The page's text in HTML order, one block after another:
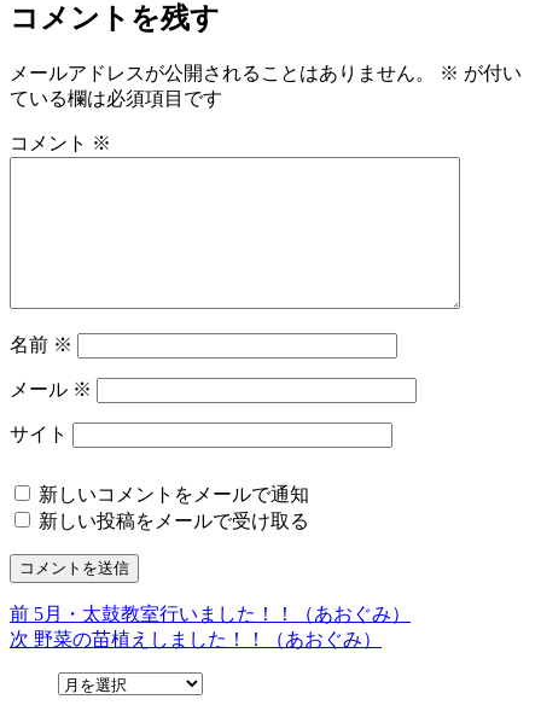
コメントを残す
メールアドレスが公開されることはありません。 ※ が付い
ている欄は必須項目です
コメント ※
名前 ※
メール ※
サイト
新しいコメントをメールで通知
新しい投稿をメールで受け取る
投
稿
前 前
の
5月・太鼓教室行いました！！（あおぐみ）
次 次
野菜の苗植えしました！！（あおぐみ）